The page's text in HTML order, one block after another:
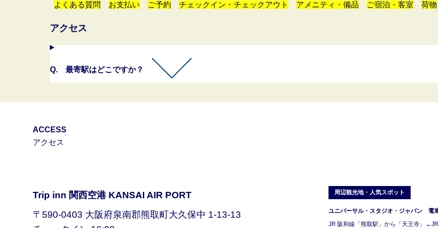
よくある質問 お支払い ご予約 チェックイン・チェックアウト アメニティ・備品 ご宿泊・客室 荷物
アクセス
Q. 最寄駅はどこですか？
ACCESS
アクセス
Trip inn 関西空港 KANSAI AIR PORT
〒590-0403 大阪府泉南郡熊取町大久保中 1-13-13
周辺観光地・人気スポット
ユニバーサル・スタジオ・ジャパン 電
JR 阪和線「熊取駅」から「天王寺」